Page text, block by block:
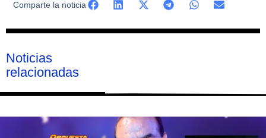
Comparte la noticia
Noticias
relacionadas